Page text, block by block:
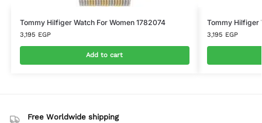
Tommy Hilfiger Watch For Women 1782074
3,195 EGP
Add to cart
Tommy Hilfiger
3,195 EGP
Free Worldwide shipping